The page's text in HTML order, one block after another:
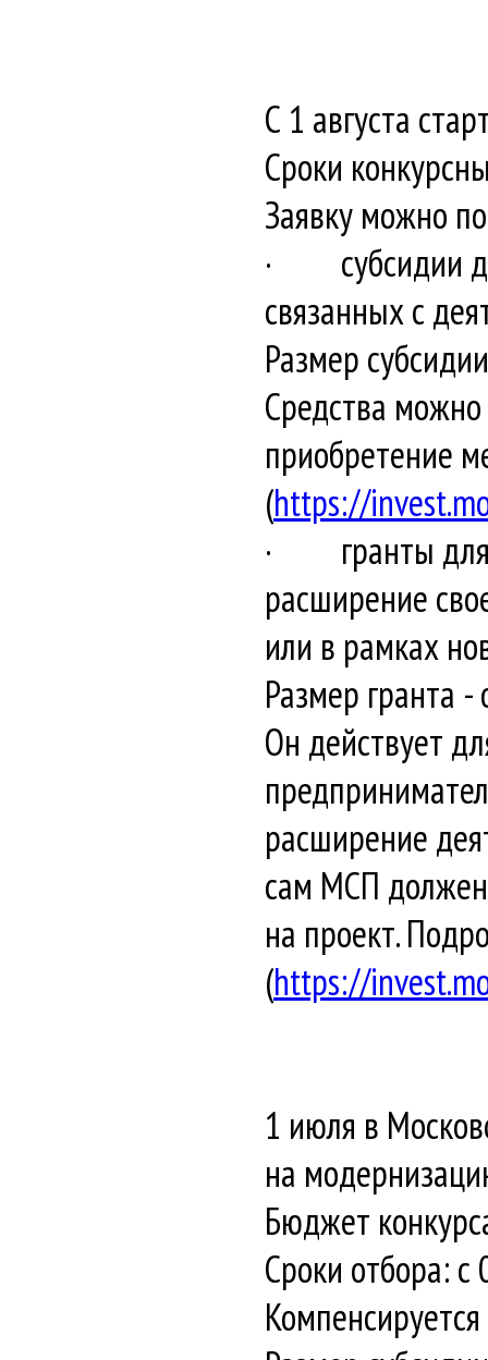
С 1 августа
Сроки
Заявку можно
· субсидии
связанных с
Размер
Средства
приобретение
(https://
· гранты для
расширение
или в рамках
Размер гранта
Он действует
расширение
сам МСП
на проект.
(https://
1 июля в
на
Бюджет
Сроки отбора: с